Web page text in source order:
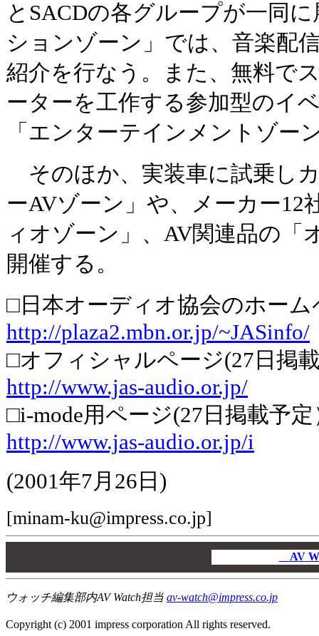
とSACDの各グループが一同
ションゾーン」では、音楽配
紹介を行なう。また、無料で
ーターを工作する参加型のイ
「エンターテインメントゾー
そのほか、実装車に試乗し
ーAVゾーン」や、メーカー12
ィオゾーン」、AV関連品の「
開催する。
□日本オーディオ協会のホーム
http://plaza2.mbn.or.jp/~JASinfo/
□オフィシャルページ(27日掲
http://www.jas-audio.or.jp/
□i-mode用ページ(27日掲載予定
http://www.jas-audio.or.jp/i
(2001年7月26日)
[minam-ku@impress.co.jp]
AV
ウォッチ編集部内AV Watch担当 av-watch@impress.co.jp
Copyright (c) 2001 impress corporation All rights reserved.